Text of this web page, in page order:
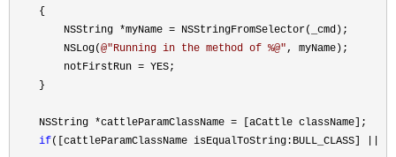
{
NSString *myName = NSStringFromSelector(_cmd);
NSLog(@"Running in the method of %@", myName);
notFirstRun = YES;
}
NSString *cattleParamClassName = [aCattle className];
if([cattleParamClassName isEqualToString:BULL_CLASS]